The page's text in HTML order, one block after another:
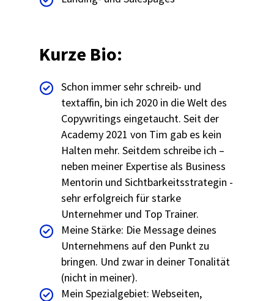
Kurze Bio:
Schon immer sehr schreib- und
textaffin, bin ich 2020 in die Welt des
Copywritings eingetaucht. Seit der
Academy 2021 von Tim gab es kein
Halten mehr. Seitdem schreibe ich –
neben meiner Expertise als Business
Mentorin und Sichtbarkeitsstrategin -
sehr erfolgreich für starke
Unternehmer und Top Trainer.
Meine Stärke: Die Message deines
Unternehmens auf den Punkt zu
bringen. Und zwar in deiner Tonalität
(nicht in meiner).
Mein Spezialgebiet: Webseiten,